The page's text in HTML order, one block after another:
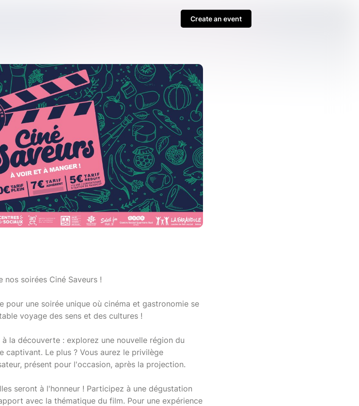
Create an event
nos soirées Ciné Saveurs !
pour une soirée unique où cinéma et gastronomie se
voyage des sens et des cultures !
la découverte : explorez une nouvelle région du
captivant. Le plus ? Vous aurez le privilège
présent pour l'occasion, après la projection.
seront à l'honneur ! Participez à une dégustation
avec la thématique du film. Pour une expérience